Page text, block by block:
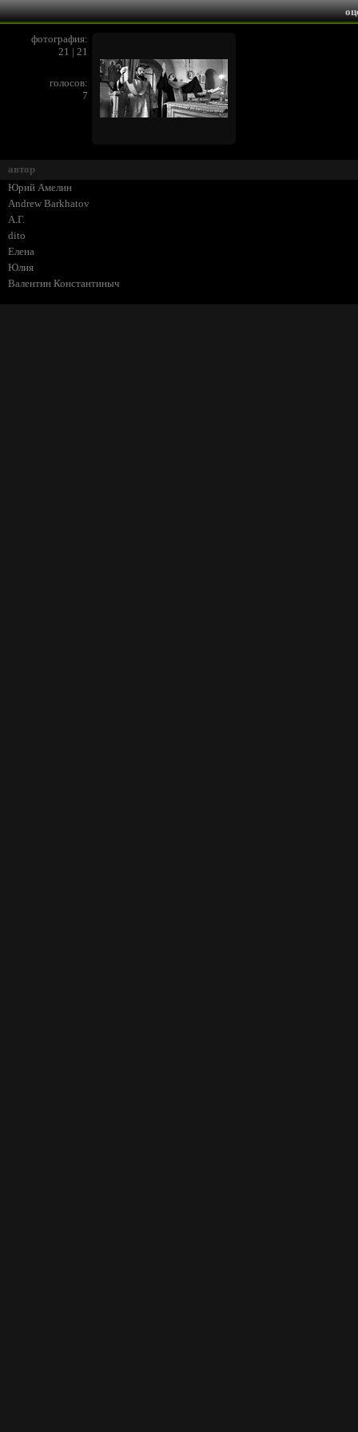
фотография:
21 | 21
голосов:
7
автор
Юрий Амелин
Andrew Barkhatov
А.Г.
dito
Елена
Юлия
Валентин Константиныч